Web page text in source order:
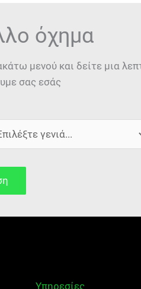
όχημα
μενού και δείτε μια
σας εσάς
Υπηρεσίες